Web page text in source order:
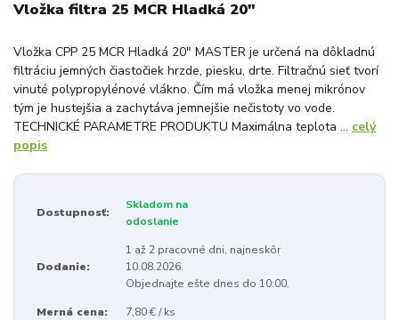
Vložka filtra 25 MCR Hladká 20"
Vložka CPP 25 MCR Hladká 20" MASTER je určená na dôkladnú
filtráciu jemných čiastočiek hrzde, piesku, drte. Filtračnú sieť tvorí
vinuté polypropylénové vlákno. Čím má vložka menej mikrónov
tým je hustejšia a zachytáva jemnejšie nečistoty vo vode.
TECHNICKÉ PARAMETRE PRODUKTU Maximálna teplota ... celý
popis
Dostupnosť:
Skladom na
odoslanie
Dodanie:
1 až 2 pracovné dni, najneskôr
10.08.2026.
Objednajte ešte dnes do 10:00.
Merná cena: 7,80 € / ks